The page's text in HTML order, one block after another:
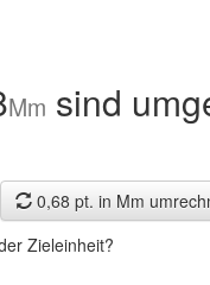
Mm sind
0,68 pt. in Mm
Zieleinheit?